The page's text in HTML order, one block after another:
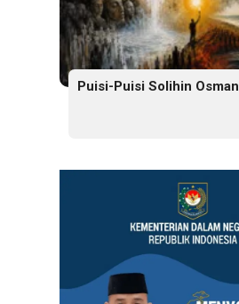
Puisi-Puisi Solihin Osman